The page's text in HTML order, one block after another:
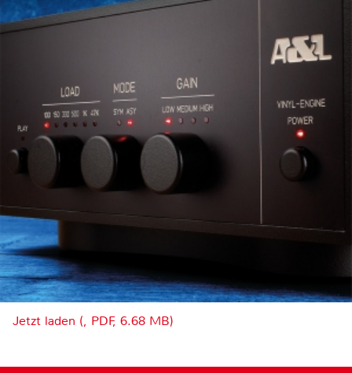
Jetzt laden (, PDF, 6.68 MB)